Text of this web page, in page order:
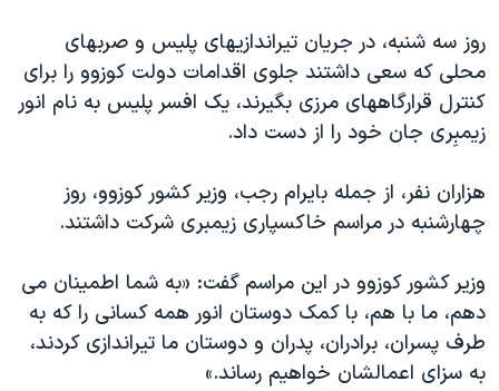
روز سه شنبه، در جريان تيراندازيهای پليس و صربهای
محلی که سعی داشتند جلوی اقدامات دولت کوزوو را برای
کنترل قرارگاههای مرزی بگيرند، يک افسر پليس به نام انور
زيمبِری جان خود را از دست داد.
هزاران نفر، از جمله بايرام رجب، وزير کشور کوزوو، روز
چهارشنبه در مراسم خاکسپاری زيمبری شرکت داشتند.
وزير کشور کوزوو در اين مراسم گفت: «به شما اطمينان می
دهم، ما با هم، با کمک دوستان انور همه کسانی را که به
طرف پسران، برادران، پدران و دوستان ما تيراندازی کردند،
به سزای اعمالشان خواهيم رساند.»